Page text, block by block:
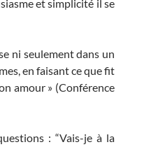
et simplicité il se
ni seulement dans un
en faisant ce que fit
amour » (Conférence
: “Vais-je à la